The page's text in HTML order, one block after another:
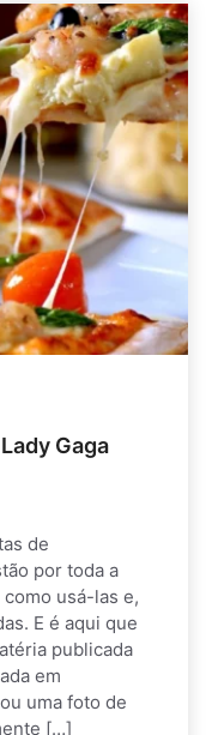
Gaga
de
por toda a
usá-las e,
E é aqui que
publicada
em
uma foto de
[…]